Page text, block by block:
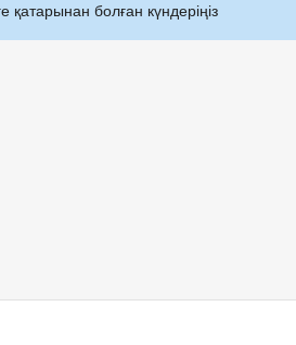
қатарынан болған күндеріңіз